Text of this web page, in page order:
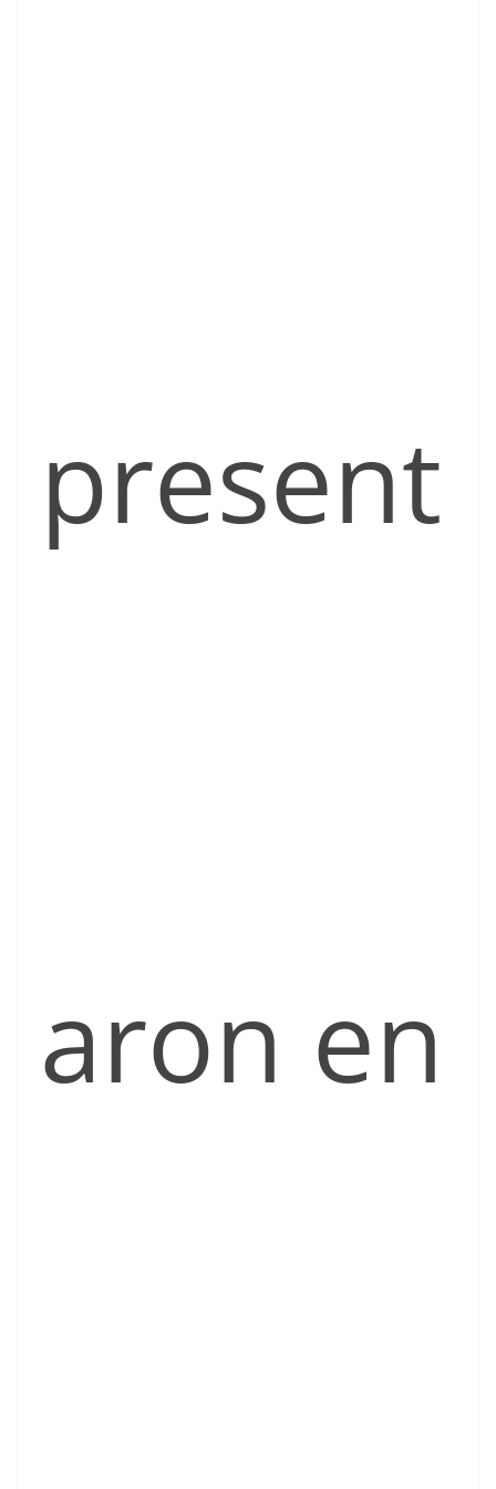
present
aron en